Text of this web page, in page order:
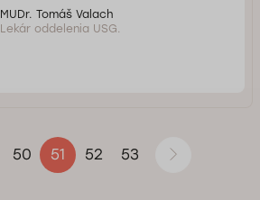
MUDr. Tomáš Valach
Lekár oddelenia USG.
50 51 52 53